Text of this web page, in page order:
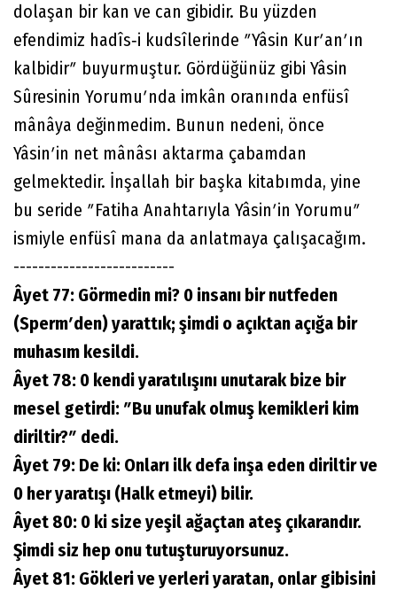
dolaşan bir kan ve can gibidir. Bu yüzden
efendimiz hadîs‐i kudsîlerinde ʺYâsin Kurʹanʹın
kalbidirʺ buyurmuştur. Gördüğünüz gibi Yâsin
Sûresinin Yorumuʹnda imkân oranında enfüsî
mânâya değinmedim. Bunun nedeni, önce
Yâsinʹin net mânâsı aktarma çabamdan
gelmektedir. İnşallah bir başka kitabımda, yine
bu seride ʺFatiha Anahtarıyla Yâsinʹin Yorumuʺ
ismiyle enfüsî mana da anlatmaya çalışacağım.
--------------------------
Âyet 77: Görmedin mi? 0 insanı bir nutfeden
(Spermʹden) yarattık; şimdi o açıktan açığa bir
muhasım kesildi.
Âyet 78: 0 kendi yaratılışını unutarak bize bir
mesel getirdi: ʺBu unufak olmuş kemikleri kim
diriltir?ʺ dedi.
Âyet 79: De ki: Onları ilk defa inşa eden diriltir ve
0 her yaratışı (Halk etmeyi) bilir.
Âyet 80: 0 ki size yeşil ağaçtan ateş çıkarandır.
Şimdi siz hep onu tutuşturuyorsunuz.
Âyet 81: Gökleri ve yerleri yaratan, onlar gibisini